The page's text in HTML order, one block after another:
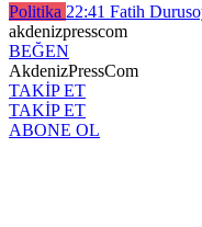
Politika 22:41 Fatih
akdenizpresscom
BEĞEN
AkdenizPressCom
TAKİP ET
TAKİP ET
ABONE OL